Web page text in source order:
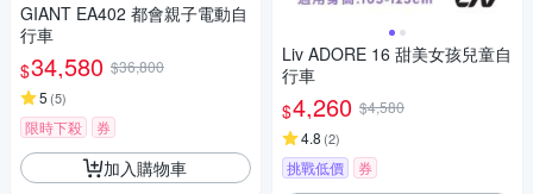
GIANT EA402 都會親子電動自
行車
$34,580 $36,800
5 (5)
限時下殺 券
加入購物車
Liv ADORE 16 甜美女孩兒童自
行車
$4,260 $4,580
4.8 (2)
挑戰低價 券